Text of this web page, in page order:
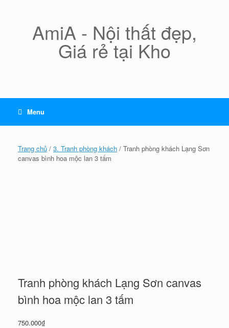
AmiA - Nội thất đẹp,
Giá rẻ tại Kho
Menu
Trang chủ / 3. Tranh phòng khách / Tranh phòng khách Lạng Sơn
canvas bình hoa mộc lan 3 tấm
Tranh phòng khách Lạng Sơn canvas
bình hoa mộc lan 3 tấm
750.000₫